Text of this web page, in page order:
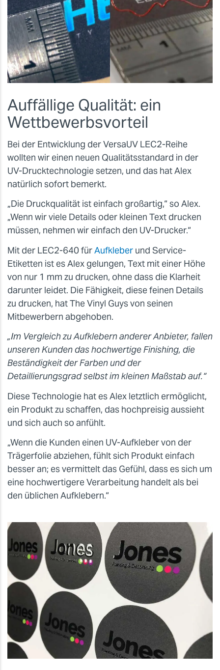
Auffällige Qualität: ein
Wettbewerbsvorteil
Bei der Entwicklung der VersaUV LEC2-Reihe
wollten wir einen neuen Qualitätsstandard in der
UV-Drucktechnologie setzen, und das hat Alex
natürlich sofort bemerkt.
„Die Druckqualität ist einfach großartig,“ so Alex.
„Wenn wir viele Details oder kleinen Text drucken
müssen, nehmen wir einfach den UV-Drucker.“
Mit der LEC2-640 fürAufkleber und Service-
Etiketten ist es Alex gelungen, Text mit einer Höhe
von nur 1 mm zu drucken, ohne dass die Klarheit
darunter leidet. Die Fähigkeit, diese feinen Details
zu drucken, hat The Vinyl Guys von seinen
Mitbewerbern abgehoben.
„Im Vergleich zu Aufklebern anderer Anbieter, fallen
unseren Kunden das hochwertige Finishing, die
Beständigkeit der Farben und der
Detaillierungsgrad selbst im kleinen Maßstab auf.“
Diese Technologie hat es Alex letztlich ermöglicht,
ein Produkt zu schaffen, das hochpreisig aussieht
und sich auch so anfühlt.
„Wenn die Kunden einen UV-Aufkleber von der
Trägerfolie abziehen, fühlt sich Produkt einfach
besser an; es vermittelt das Gefühl, dass es sich um
eine hochwertigere Verarbeitung handelt als bei
den üblichen Aufklebern.“